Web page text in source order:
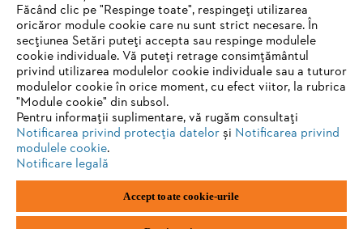
Politica de confidențialitate
Informații privind cookie-urile
Făcând clic pe "Respinge toate", respingeți utilizarea
oricăror module cookie care nu sunt strict necesare. În
secțiunea Setări puteți accepta sau respinge modulele
cookie individuale. Vă puteți retrage consimțământul
privind utilizarea modulelor cookie individuale sau a tuturor
modulelor cookie în orice moment, cu efect viitor, la rubrica
"Module cookie" din subsol.
Pentru informații suplimentare, vă rugăm consultați
Notificarea privind protecția datelorși Notificarea privind
modulele cookie.
Notificare legală
Accept toate cookie-urile